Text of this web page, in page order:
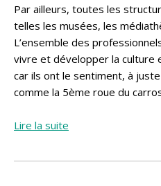
Par ailleurs, toutes les
telles les musées, les
L’ensemble des
vivre et développer la culture
car ils ont le sentiment, à
comme la 5ème roue du
Lire la suite